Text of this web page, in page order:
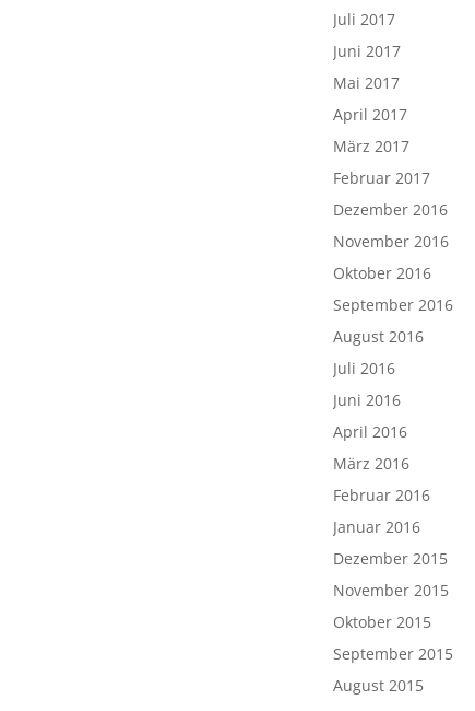
Juli 2017
Juni 2017
Mai 2017
April 2017
März 2017
Februar 2017
Dezember 2016
November 2016
Oktober 2016
September 2016
August 2016
Juli 2016
Juni 2016
April 2016
März 2016
Februar 2016
Januar 2016
Dezember 2015
November 2015
Oktober 2015
September 2015
August 2015